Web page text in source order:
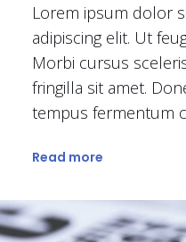
Lorem ipsum dolor
adipiscing elit. Ut
Morbi cursus
fringilla sit amet.
tempus fermentum
Read more